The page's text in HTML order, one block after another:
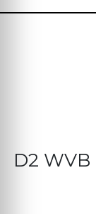
D2